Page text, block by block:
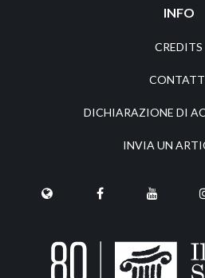
INFO
CREDITS
DICHIARAZIONE DI
INVIA UN